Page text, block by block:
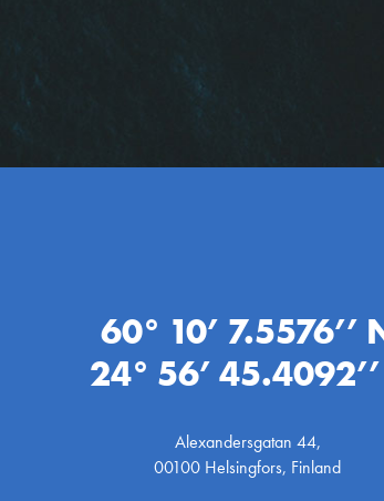
60° 10’ 7.5576’’
24° 56’ 45.4092’’
Alexandersgatan 44,
00100 Helsingfors, Finland